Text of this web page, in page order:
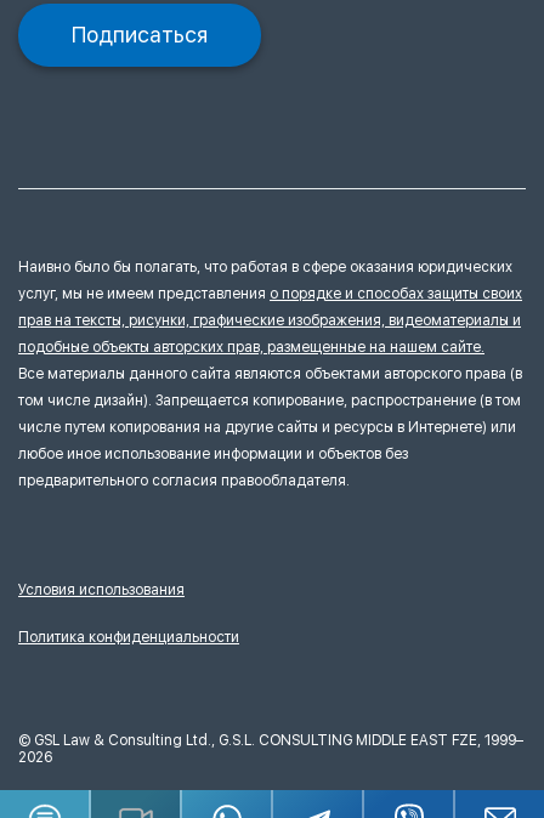
Подписаться
Наивно было бы полагать, что работая в сфере оказания юридических
услуг, мы не имеем представления о порядке и способах защиты своих
прав на тексты, рисунки, графические изображения, видеоматериалы и
подобные объекты авторских прав, размещенные на нашем сайте.
Все материалы данного сайта являются объектами авторского права (в
том числе дизайн). Запрещается копирование, распространение (в том
числе путем копирования на другие сайты и ресурсы в Интернете) или
любое иное использование информации и объектов без
предварительного согласия правообладателя.
Условия использования
Политика конфиденциальности
© GSL Law & Consulting Ltd., G.S.L. CONSULTING MIDDLE EAST FZE, 1999–
2026